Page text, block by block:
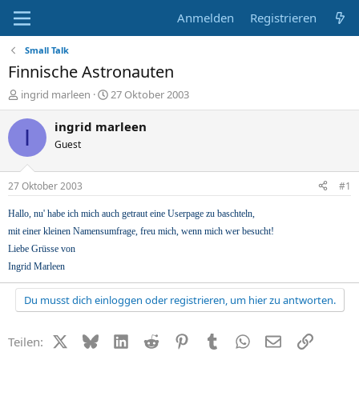
Anmelden Registrieren
Small Talk
Finnische Astronauten
E
r
s
e
r
ingrid marleen
E
r
s
t
a
27 Oktober 2003
I ingrid marleen
Guest
27 Oktober 2003 #1
Hallo, nu' habe ich mich auch getraut eine Userpage zu baschteln,
mit einer kleinen Namensumfrage, freu mich, wenn mich wer besucht!
Liebe Grüsse von
Ingrid Marleen
Du musst dich einloggen oder registrieren, um hier zu antworten.
Teilen: X (Twitter)
BlueskyLinkedIn
Reddit PinterestTumblr WhatsApp
E-MailLink